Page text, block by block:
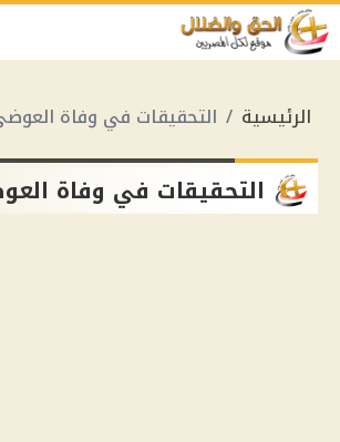
الرئيسية التحقيقات في وفاة
التحقيقات في وفاة